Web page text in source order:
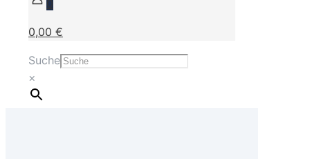
0
0,00 €
Suche
×